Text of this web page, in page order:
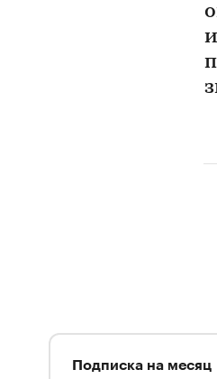
Подписка на месяц